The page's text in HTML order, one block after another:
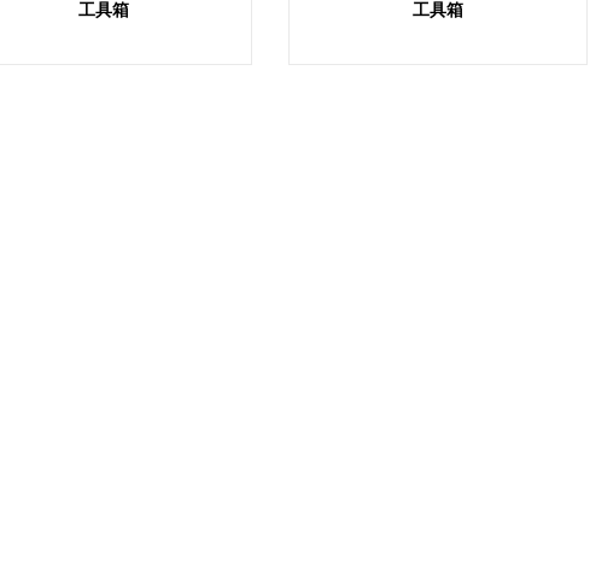
工具箱 工具箱